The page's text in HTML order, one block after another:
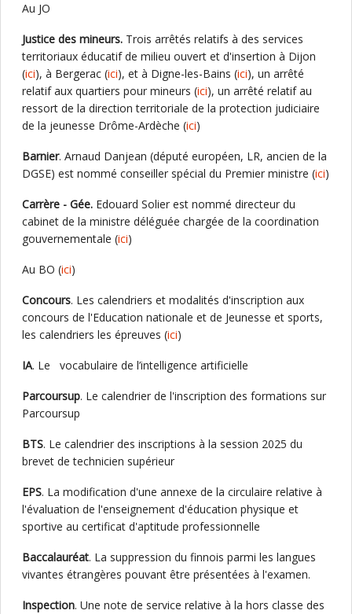
Au JO
Justice des mineurs. Trois arrêtés relatifs à des services
territoriaux éducatif de milieu ouvert et d'insertion à Dijon
(ici), à Bergerac (ici), et à Digne-les-Bains (ici), un arrêté
relatif aux quartiers pour mineurs (ici), un arrêté relatif au
ressort de la direction territoriale de la protection judiciaire
de la jeunesse Drôme-Ardèche (ici)
Barnier. Arnaud Danjean (député européen, LR, ancien de la
DGSE) est nommé conseiller spécial du Premier ministre (ici)
Carrère - Gée. Edouard Solier est nommé directeur du
cabinet de la ministre déléguée chargée de la coordination
gouvernementale (ici)
Au BO (ici)
Concours. Les calendriers et modalités d'inscription aux
concours de l'Education nationale et de Jeunesse et sports,
les calendriers les épreuves (ici)
IA. Le vocabulaire de l’intelligence artificielle
Parcoursup. Le calendrier de l'inscription des formations sur
Parcoursup
BTS. Le calendrier des inscriptions à la session 2025 du
brevet de technicien supérieur
EPS. La modification d'une annexe de la circulaire relative à
l'évaluation de l'enseignement d'éducation physique et
sportive au certificat d'aptitude professionnelle
Baccalauréat. La suppression du finnois parmi les langues
vivantes étrangères pouvant être présentées à l'examen.
Inspection. Une note de service relative à la hors classe des